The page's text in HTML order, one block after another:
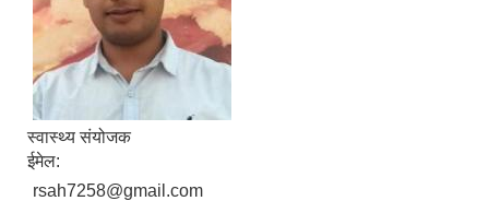
स्वास्थ्य संयोजक
ईमेल:
rsah7258@gmail.com